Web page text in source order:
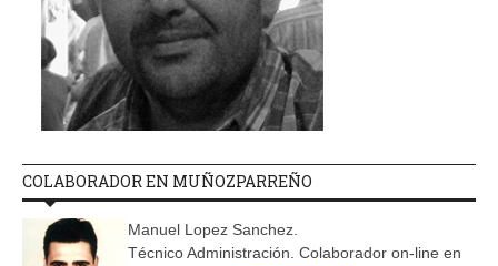
COLABORADOR EN MUÑOZPARREÑO
Manuel Lopez Sanchez.
Técnico Administración. Colaborador on-line en